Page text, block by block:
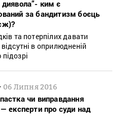
диявола”- ким є
за бандитизм боєць
та потерпілих давати
в оприлюдненій
06 Липня 2016
чи виправдання
— експерти про суди над